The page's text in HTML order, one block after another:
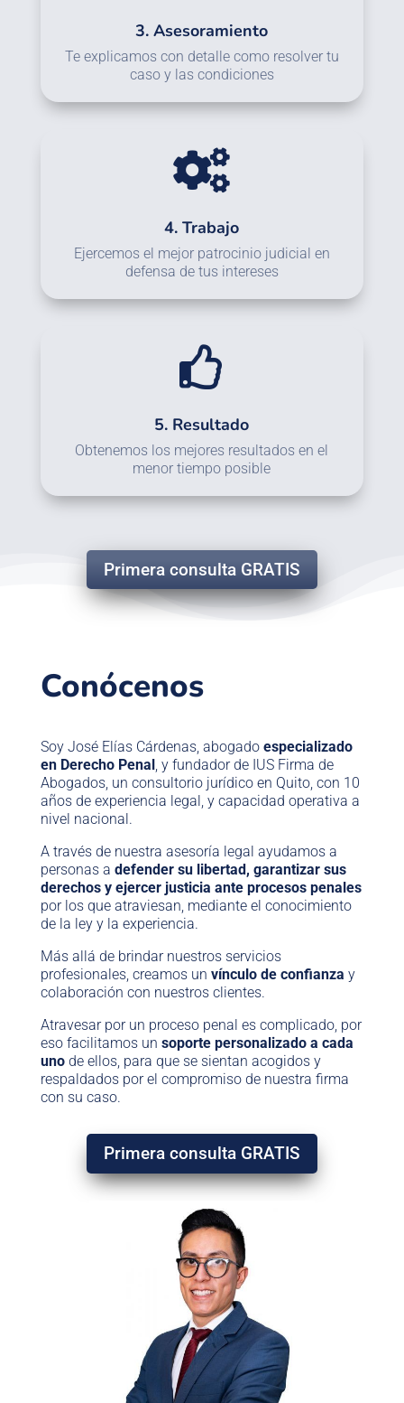
3. Asesoramiento
Te explicamos con detalle como resolver tu
caso y las condiciones

4. Trabajo
Ejercemos el mejor patrocinio judicial en
defensa de tus intereses

5. Resultado
Obtenemos los mejores resultados en el
menor tiempo posible
Primera consulta GRATIS
Conócenos
Soy José Elías Cárdenas, abogado especializado
en Derecho Penal , y fundador de IUS Firma de
Abogados, un consultorio jurídico en Quito, con 10
años de experiencia legal, y capacidad operativa a
nivel nacional.
A través de nuestra asesoría legal ayudamos a
personas a defender su libertad, garantizar sus
derechos y ejercer justicia ante procesos penales
por los que atraviesan, mediante el conocimiento
de la ley y la experiencia.
Más allá de brindar nuestros servicios
profesionales, creamos un vínculo de confianza y
colaboración con nuestros clientes.
Atravesar por un proceso penal es complicado, por
eso facilitamos un soporte personalizado a cada
unode ellos, para que se sientan acogidos y
respaldados por el compromiso de nuestra firma
con su caso.
Primera consulta GRATIS